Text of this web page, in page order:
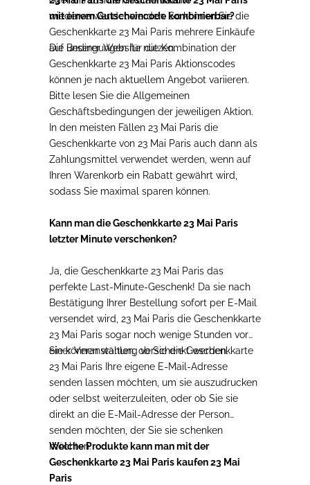
wiederverwendet werden. So können Sie die
Geschenkkarte 23 Mai Paris mehrere Einkäufe
auf unserer Website nutzen.
mit einem Gutscheincode kombinierbar?
Die Bedingungen für die Kombination der
Geschenkkarte 23 Mai Paris Aktionscodes
können je nach aktuellem Angebot variieren.
Bitte lesen Sie die Allgemeinen
Geschäftsbedingungen der jeweiligen Aktion.
In den meisten Fällen 23 Mai Paris die
Geschenkkarte von 23 Mai Paris auch dann als
Zahlungsmittel verwendet werden, wenn auf
Ihren Warenkorb ein Rabatt gewährt wird,
sodass Sie maximal sparen können.
Kann man die Geschenkkarte 23 Mai Paris
letzter Minute verschenken?
Ja, die Geschenkkarte 23 Mai Paris das
perfekte Last-Minute-Geschenk! Da sie nach
Bestätigung Ihrer Bestellung sofort per E-Mail
versendet wird, 23 Mai Paris die Geschenkkarte
23 Mai Paris sogar noch wenige Stunden vor
einer Veranstaltung verschenkt werden.
Sie können wählen, ob Sie die Geschenkkarte
23 Mai Paris Ihre eigene E-Mail-Adresse
senden lassen möchten, um sie auszudrucken
oder selbst weiterzuleiten, oder ob Sie sie
direkt an die E-Mail-Adresse der Person
senden möchten, der Sie sie schenken
möchten.
Welche Produkte kann man mit der
Geschenkkarte 23 Mai Paris kaufen 23 Mai
Paris